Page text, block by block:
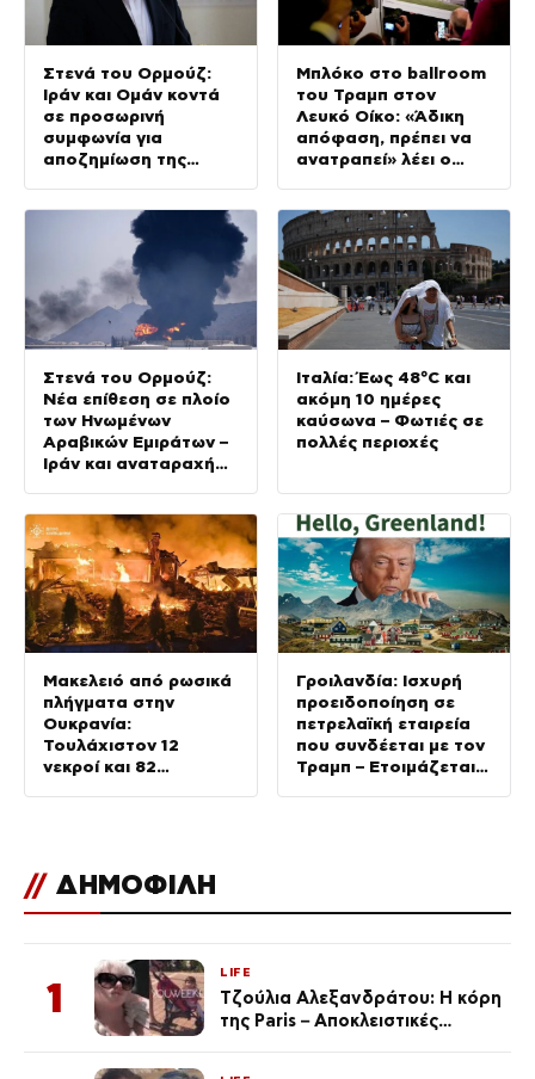
Στενά του Ορμούζ:
Ιράν και Ομάν κοντά
σε προσωρινή
συμφωνία για
αποζημίωση της
Μπλόκο στο ballroom
του Τραμπ στον
Λευκό Οίκο: «Άδικη
απόφαση, πρέπει να
ανατραπεί» λέει ο
Στενά του Ορμούζ:
Νέα επίθεση σε πλοίο
των Ηνωμένων
Αραβικών Εμιράτων –
Ιράν και αναταραχή
Ιταλία: Έως 48°C και
ακόμη 10 ημέρες
καύσωνα – Φωτιές σε
πολλές περιοχές
Μακελειό από ρωσικά
πλήγματα στην
Ουκρανία:
Τουλάχιστον 12
νεκροί και 82
Γροιλανδία: Ισχυρή
προειδοποίηση σε
πετρελαϊκή εταιρεία
που συνδέεται με τον
Τραμπ – Ετοιμάζεται
// ΔΗΜΟΦΙΛΗ
1
LIFE
Τζούλια Αλεξανδράτου: Η κόρη
της Paris – Αποκλειστικές